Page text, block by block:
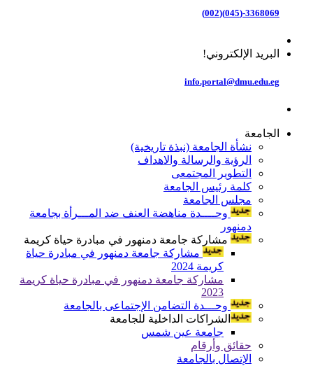
3368069-(045)(002)
البريد الإلكتروني!
info.portal@dmu.edu.eg
الجامعة
نشأة الجامعة (نبذة تاريخية)
الرؤية والرسالة والاهداف
التطوير المجتمعى
كلمة رئيس الجامعة
مجلس الجامعة
وحــــدة مناهضة العنف ضد المـــرأة بجامعة
دمنهور
مشاركة جامعة دمنهور في مبادرة حياة كريمة
مشاركة جامعة دمنهور في مبادرة حياة
كريمة 2024
مشاركة جامعة دمنهور في مبادرة حياة كريمة
2023
وحـــدة التضامن الإجتماعى بالجامعة
الشراكات الداخلية للجامعة
جامعة عين شمس
حقائق وأرقام
الإتصال بالجامعة